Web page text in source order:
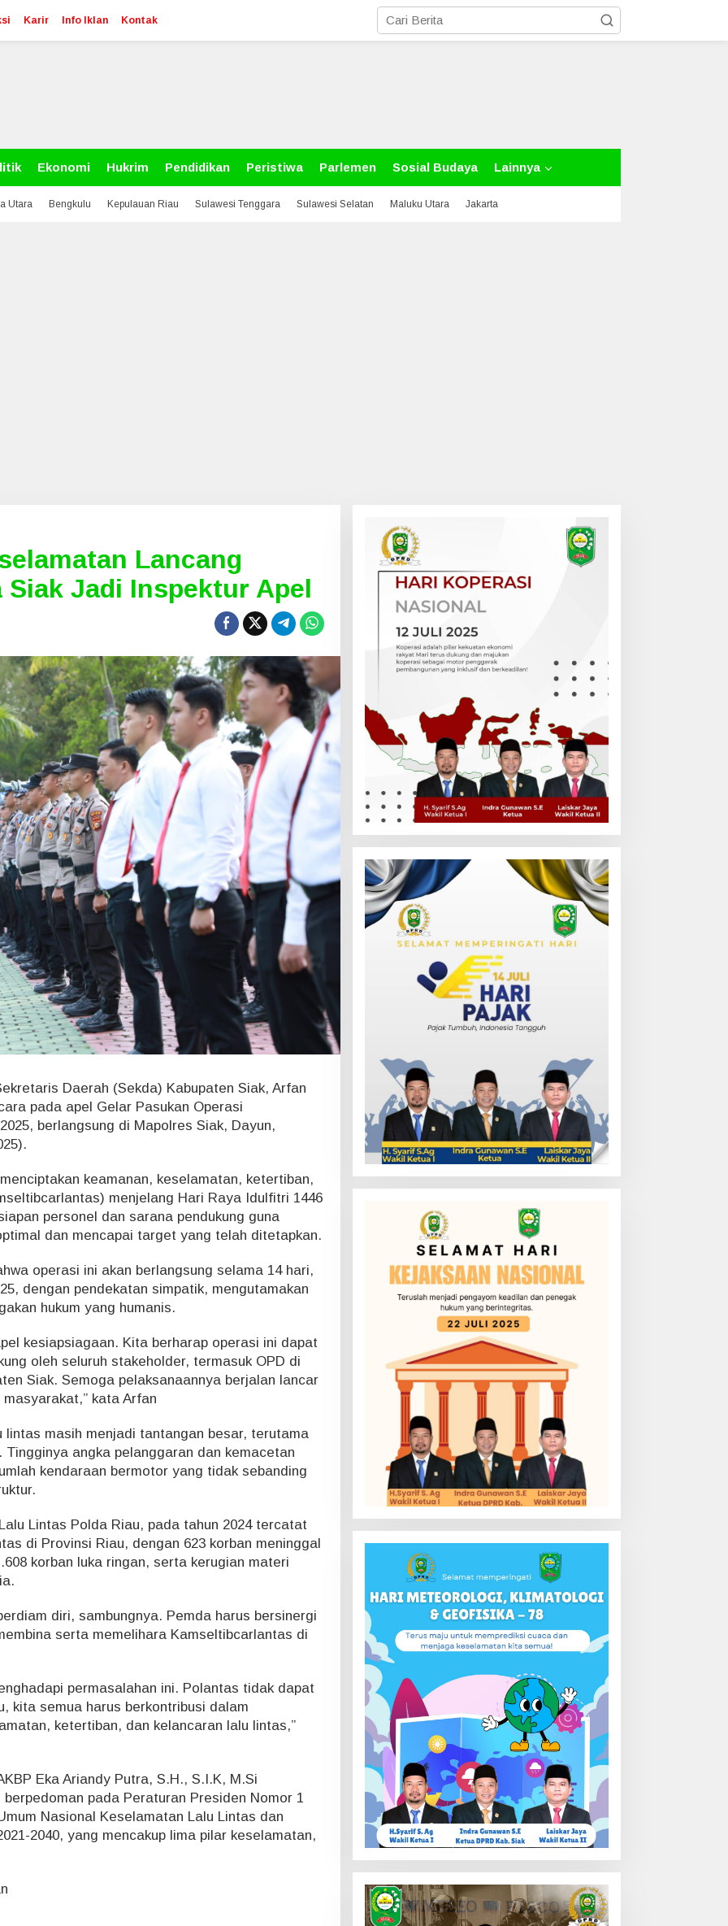
Karir Info Iklan Kontak
Ekonomi Hukrim Pendidikan Peristiwa Parlemen Sosial Budaya Lainnya
Utara Bengkulu Kepulauan Riau Sulawesi Tenggara Sulawesi Selatan Maluku Utara Jakarta
Lancang
Siak Jadi Inspektur Apel
Daerah (Sekda) Kabupaten Siak, Arfan
pada apel Gelar Pasukan Operasi
berlangsung di Mapolres Siak, Dayun,
keamanan, keselamatan, ketertiban,
menjelang Hari Raya Idulfitri 1446
personel dan sarana pendukung guna
dan mencapai target yang telah ditetapkan.
operasi ini akan berlangsung selama 14 hari,
dengan pendekatan simpatik, mengutamakan
hukum yang humanis.
kesiapsiagaan. Kita berharap operasi ini dapat
oleh seluruh stakeholder, termasuk OPD di
Siak. Semoga pelaksanaannya berjalan lancar
kata Arfan
lintas masih menjadi tantangan besar, terutama
angka pelanggaran dan kemacetan
kendaraan bermotor yang tidak sebanding
Lintas Polda Riau, pada tahun 2024 tercatat
di Provinsi Riau, dengan 623 korban meninggal
korban luka ringan, serta kerugian materi
diri, sambungnya. Pemda harus bersinergi
serta memelihara Kamseltibcarlantas di
permasalahan ini. Polantas tidak dapat
kita semua harus berkontribusi dalam
ketertiban, dan kelancaran lalu lintas,”
Eka Ariandy Putra, S.H., S.I.K, M.Si
pada Peraturan Presiden Nomor 1
Nasional Keselamatan Lalu Lintas dan
2040, yang mencakup lima pilar keselamatan,